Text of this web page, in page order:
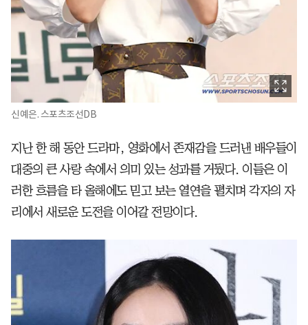
신예은. 스포츠조선DB
지난 한 해 동안 드라마, 영화에서 존재감을 드러낸 배우들이
대중의 큰 사랑 속에서 의미 있는 성과를 거뒀다. 이들은 이
러한 흐름을 타 올해에도 믿고 보는 열연을 펼치며 각자의 자
리에서 새로운 도전을 이어갈 전망이다.